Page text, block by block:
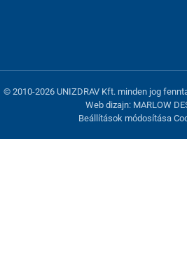
© 2010-2026 UNIZDRAV Kft. minden jog
Web dizajn: MARLOW
Beállítások módosítása